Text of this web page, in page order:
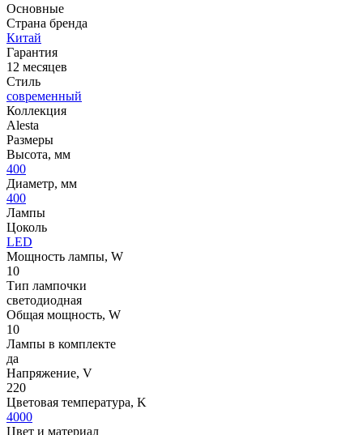
Основные
Страна бренда
Китай
Гарантия
12 месяцев
Стиль
современный
Коллекция
Alesta
Размеры
Высота, мм
400
Диаметр, мм
400
Лампы
Цоколь
LED
Мощность лампы, W
10
Тип лампочки
светодиодная
Общая мощность, W
10
Лампы в комплекте
да
Напряжение, V
220
Цветовая температура, K
4000
Цвет и материал